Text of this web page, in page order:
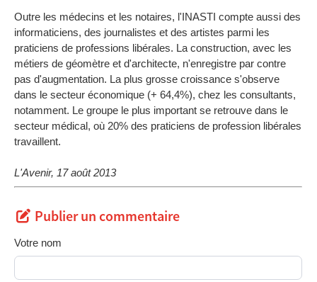
Outre les médecins et les notaires, l'INASTI compte aussi des
informaticiens, des journalistes et des artistes parmi les
praticiens de professions libérales. La construction, avec les
métiers de géomètre et d'architecte, n'enregistre par contre
pas d'augmentation. La plus grosse croissance s'observe
dans le secteur économique (+ 64,4%), chez les consultants,
notamment. Le groupe le plus important se retrouve dans le
secteur médical, où 20% des praticiens de profession libérales
travaillent.
L'Avenir, 17 août 2013
Publier un commentaire
Votre nom